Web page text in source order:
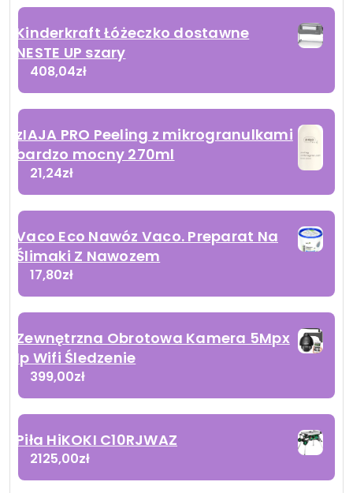
Kinderkraft Łóżeczko dostawne
NESTE UP szary
408,04zł
zIAJA PRO Peeling z mikrogranulkami
bardzo mocny 270ml
21,24zł
Vaco Eco Nawóz Vaco. Preparat Na
Ślimaki Z Nawozem
17,80zł
Zewnętrzna Obrotowa Kamera 5Mpx
Ip Wifi Śledzenie
399,00zł
Piła HiKOKI C10RJWAZ
2125,00zł